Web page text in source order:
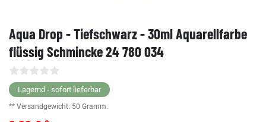
Aqua Drop - Tiefschwarz - 30ml Aquarellfarbe
flüssig Schmincke 24 780 034
Lagernd - sofort lieferbar
** Versandgewicht: 50 Gramm.